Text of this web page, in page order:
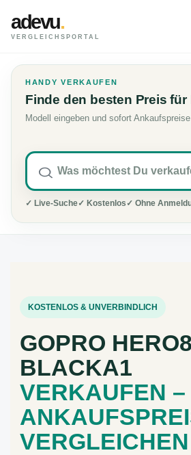
adevu.
VERGLEICHSPORTAL
HANDY VERKAUFEN
Finde den besten Preis für
Modell eingeben und sofort
✓ Live-Suche✓ Kostenlos ✓ Ohne
KOSTENLOS & UNVERBINDLICH
GOPRO HERO8
BLACKA1
VERKAUFEN –
VERGLEICHEN